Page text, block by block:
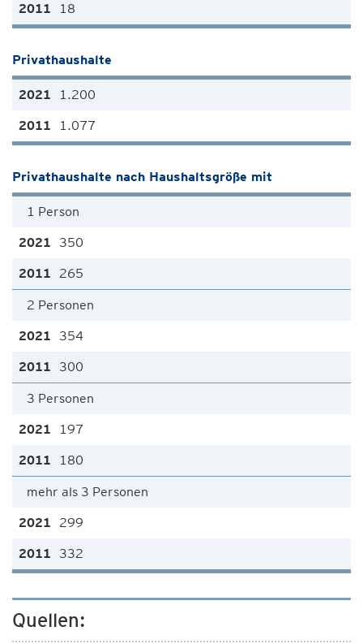
18
Privathaushalte
1.200
1.077
Privathaushalte nach Haushaltsgröße mit
1 Person
350
265
2 Personen
354
300
3 Personen
197
180
mehr als 3 Personen
299
332
Quellen: